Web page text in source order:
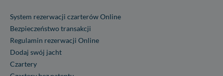
System rezerwacji czarterów Online
Bezpieczeństwo transakcji
Regulamin rezerwacji Online
Dodaj swój jacht
Czartery